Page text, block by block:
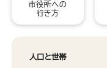
市役所への
行き方
人口と世帯